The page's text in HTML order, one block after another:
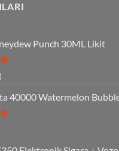
Punch 30ML Likit
40000 Watermelon